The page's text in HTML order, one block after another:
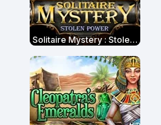
Solitaire Mystery : Stolen Power